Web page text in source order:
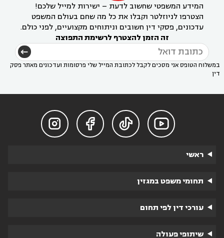
המידע המשפטי שחשוב לדעת – ישירות למייל שלכם!
הצטרפו לניוזלטר וקבלו את כל מה שחם בעולם המשפט
עדכונים, פסקי דין חשובים וניתוחים מקצועיים, לפני כולם.
זה הזמן להצטרף לרשימת התפוצה
במשלוח הטופס אני מסכים לקבל לכתובת המייל שלי פרסומות ועדכונים מאתר פסק
דין




ראשי
תחומי משפט במגזין
עורכי דין לפי תחום
שיתופי פעולה